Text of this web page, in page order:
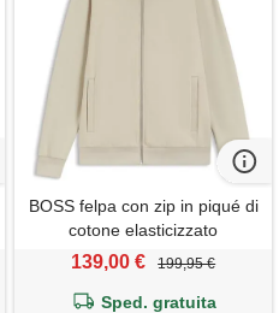
BOSS felpa con zip in piqué di
cotone elasticizzato
mercerizzato, beige chiaro
139,00 € 199,95 €
Sped. gratuita